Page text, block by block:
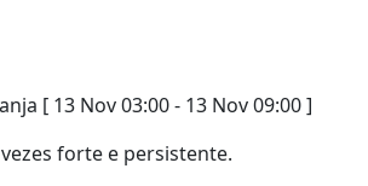
[ 13 Nov 03:00 - 13 Nov 09:00 ]
forte e persistente.